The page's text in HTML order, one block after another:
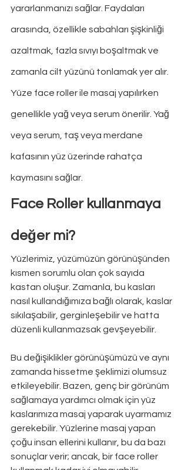
yararlanmanızı sağlar. Faydaları
arasında, özellikle sabahları şişkinliği
azaltmak, fazla sıvıyı boşaltmak ve
zamanla cilt yüzünü tonlamak yer alır.
Yüze face roller ile masaj yapılırken
genellikle yağ veya serum önerilir. Yağ
veya serum, taş veya merdane
kafasının yüz üzerinde rahatça
kaymasını sağlar.
Face Roller kullanmaya
değer mi?
Yüzlerimiz, yüzümüzün görünüşünden
kısmen sorumlu olan çok sayıda
kastan oluşur. Zamanla, bu kasları
nasıl kullandığımıza bağlı olarak, kaslar
sıkılaşabilir, gerginleşebilir ve hatta
düzenli kullanmazsak gevşeyebilir.
Bu değişiklikler görünüşümüzü ve aynı
zamanda hissetme şeklimizi olumsuz
etkileyebilir. Bazen, genç bir görünüm
sağlamaya yardımcı olmak için yüz
kaslarımıza masaj yaparak uyarmamız
gerekebilir. Yüzlerine masaj yapan
çoğu insan ellerini kullanır, bu da bazı
sonuçlar verir; ancak, bir face roller